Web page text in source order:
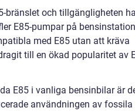
bränslet och tillgängligheten
E85-pumpar på
med E85 utan att kräva
till en ökad popularitet av
E85 i vanliga bensinbilar är
användningen av fossila